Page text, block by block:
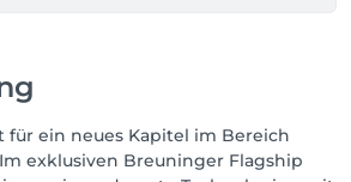
für ein neues Kapitel im Bereich
exklusiven Breuninger Flagship